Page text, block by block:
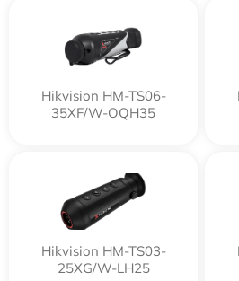
Hikvision HM-TS06-
35XF/W-OQH35
Hikvision HM-TS03-
25XG/W-LH25